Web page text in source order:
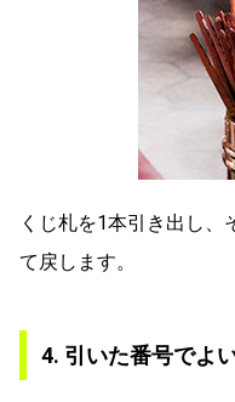
くじ札を1本引き出し、
て戻します。
4. 引いた番号でよ